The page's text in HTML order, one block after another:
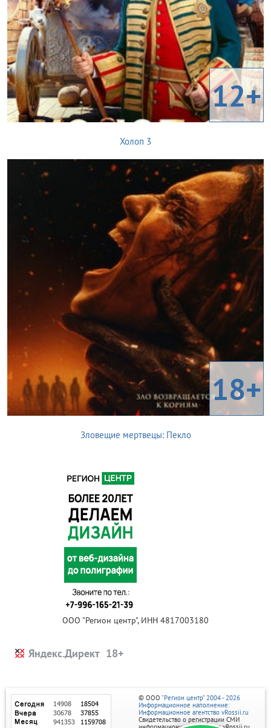
12+
Холоп 3
18+
Зловещие мертвецы: Пекло
ООО "Регион центр", ИНН 4817003180
Яндекс.Директ
© ООО "Регион центр" 2004 - 2026
Информационное наполнение:
Информационное агентство vRossii.ru
Свидетельство о регистрации СМИ